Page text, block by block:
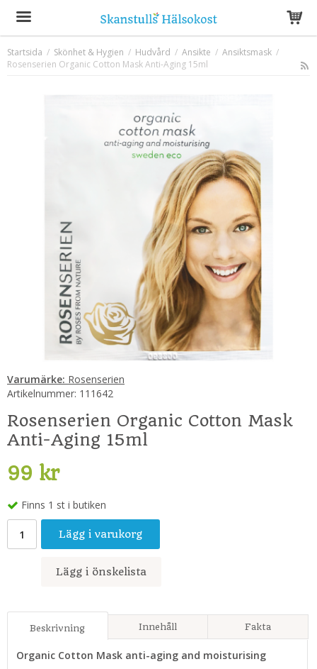
Produkten har blivit tillagd i varukorgen
Startsida / Skönhet & Hygien / Hudvård / Ansikte / Ansiktsmask /
Rosenserien Organic Cotton Mask Anti-Aging 15ml
Varumärke: Rosenserien
Artikelnummer: 111642
Rosenserien Organic Cotton Mask
Anti-Aging 15ml
99 kr
Finns 1 st i butiken
Lägg i varukorg
Lägg i önskelista
Beskrivning Innehåll Fakta
Organic Cotton Mask anti-aging and moisturising